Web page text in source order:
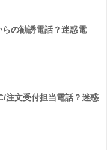
の勧誘電話？迷惑電
注文受付担当電話？迷惑